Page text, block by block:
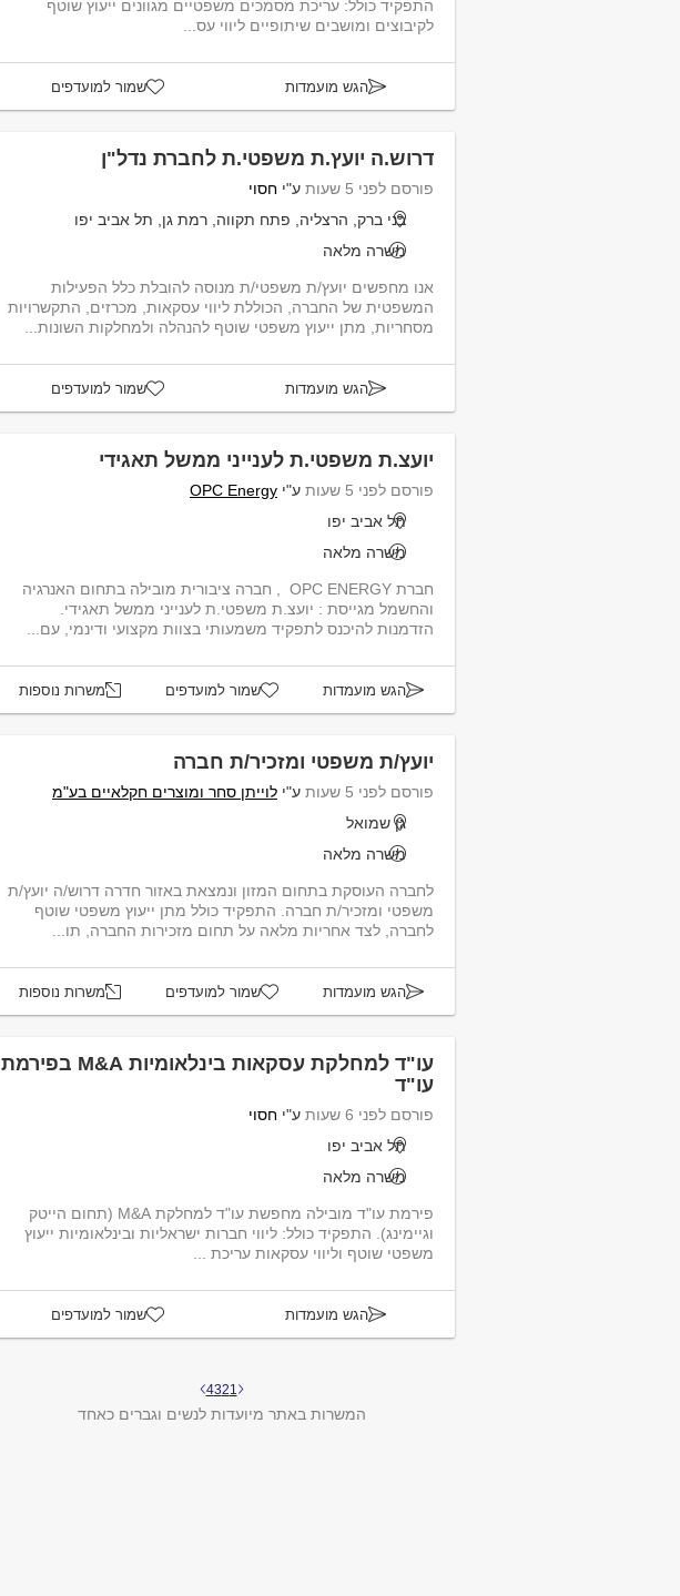
התפקיד כולל: עריכת מסמכים משפטיים מגוונים ייעוץ שוטף
לקיבוצים ומושבים שיתופיים ליווי עס...
הגש מועמדות שמור למועדפים
דרוש.ה יועץ.ת משפטי.ת לחברת נדל"ן
פורסם לפני 5 שעות ע"י חסוי
בני ברק, הרצליה, פתח תקווה, רמת גן, תל אביב יפו
משרה מלאה
אנו מחפשים יועץ/ת משפטי/ת מנוסה להובלת כלל הפעילות
המשפטית של החברה, הכוללת ליווי עסקאות, מכרזים, התקשרויות
מסחריות, מתן ייעוץ משפטי שוטף להנהלה ולמחלקות השונות...
הגש מועמדות שמור למועדפים
יועצ.ת משפטי.ת לענייני ממשל תאגידי
פורסם לפני 5 שעות ע"י OPC Energy
תל אביב יפו
משרה מלאה
חברת OPC ENERGY , חברה ציבורית מובילה בתחום האנרגיה
והחשמל מגייסת : יועצ.ת משפטי.ת לענייני ממשל תאגידי.
הזדמנות להיכנס לתפקיד משמעותי בצוות מקצועי ודינמי, עם...
הגש מועמדות שמור למועדפים משרות נוספות
יועץ/ת משפטי ומזכיר/ת חברה
פורסם לפני 5 שעות ע"י לוייתן סחר ומוצרים חקלאיים בע"מ
גן שמואל
משרה מלאה
לחברה העוסקת בתחום המזון ונמצאת באזור חדרה דרוש/ה יועץ/ת
משפטי ומזכיר/ת חברה. התפקיד כולל מתן ייעוץ משפטי שוטף
לחברה, לצד אחריות מלאה על תחום מזכירות החברה, תו...
הגש מועמדות שמור למועדפים משרות נוספות
עו"ד למחלקת עסקאות בינלאומיות M&A בפירמת
עו"ד
פורסם לפני 6 שעות ע"י חסוי
תל אביב יפו
משרה מלאה
פירמת עו"ד מובילה מחפשת עו"ד למחלקת M&A (תחום הייטק
וגיימינג). התפקיד כולל: ליווי חברות ישראליות ובינלאומיות ייעוץ
משפטי שוטף וליווי עסקאות עריכת ...
הגש מועמדות שמור למועדפים
1
2
3
4
המשרות באתר מיועדות לנשים וגברים כאחד